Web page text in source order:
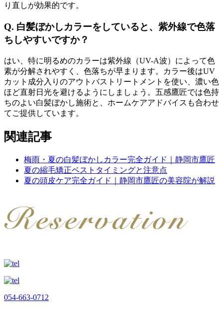
り直しが効果的です。
Q. 白髪ぼかしカラーをしていると、紫外線で色落
ちしやすいですか？
はい、特に明るめのカラーは紫外線（UV-A波）によって色
素が分解されやすく、色落ちが早まります。カラー後はUV
カット成分入りのアウトバストリートメントを使い、濃い色
ほど直射日光を避けるようにしましょう。五感鷹匠では色持
ちのよい白髪ぼかし施術と、ホームケアアドバイスも合わせ
てご提供しています。
関連記事
梅雨・夏の白髪ぼかしカラー完全ガイド｜静岡市鷹匠
夏の縮毛矯正ベストタイミングと注意点
夏の頭皮ケア完全ガイド｜静岡市鷹匠の美容院が解説
054-663-0712